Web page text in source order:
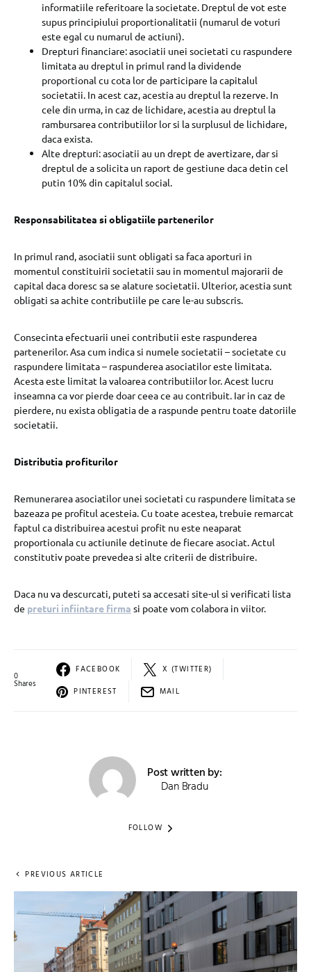
informatiile referitoare la societate. Dreptul de vot este
supus principiului proportionalitatii (numarul de voturi
este egal cu numarul de actiuni).
Drepturi financiare: asociatii unei societati cu raspundere
limitata au dreptul in primul rand la dividende
proportional cu cota lor de participare la capitalul
societatii. In acest caz, acestia au dreptul la rezerve. In
cele din urma, in caz de lichidare, acestia au dreptul la
rambursarea contributiilor lor si la surplusul de lichidare,
daca exista.
Alte drepturi: asociatii au un drept de avertizare, dar si
dreptul de a solicita un raport de gestiune daca detin cel
putin 10% din capitalul social.
Responsabilitatea si obligatiile partenerilor
In primul rand, asociatii sunt obligati sa faca aporturi in
momentul constituirii societatii sau in momentul majorarii de
capital daca doresc sa se alature societatii. Ulterior, acestia sunt
obligati sa achite contributiile pe care le-au subscris.
Consecinta efectuarii unei contributii este raspunderea
partenerilor. Asa cum indica si numele societatii – societate cu
raspundere limitata – raspunderea asociatilor este limitata.
Acesta este limitat la valoarea contributiilor lor. Acest lucru
inseamna ca vor pierde doar ceea ce au contribuit. Iar in caz de
pierdere, nu exista obligatia de a raspunde pentru toate datoriile
societatii.
Distributia profiturilor
Remunerarea asociatilor unei societati cu raspundere limitata se
bazeaza pe profitul acesteia. Cu toate acestea, trebuie remarcat
faptul ca distribuirea acestui profit nu este neaparat
proportionala cu actiunile detinute de fiecare asociat. Actul
constitutiv poate prevedea si alte criterii de distribuire.
Daca nu va descurcati, puteti sa accesati site-ul si verificati lista
de preturi infiintare firma si poate vom colabora in viitor.
0
Shares
FACEBOOK
X (TWITTER)
PINTEREST
MAIL
Post written by:
Dan Bradu
FOLLOW
PREVIOUS ARTICLE